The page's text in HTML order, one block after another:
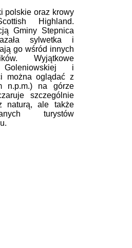
polskie oraz krowy
Highland.
Gminy Stepnica
sylwetka i
go wśród innych
Wyjątkowe
i
można oglądać z
n.p.m.) na górze
szczególnie
naturą, ale także
turystów